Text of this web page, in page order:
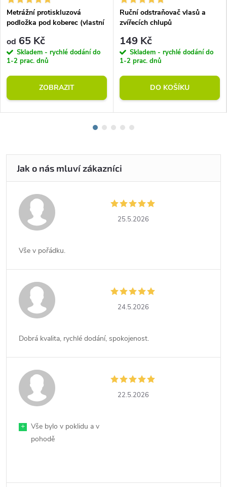
Metrážní protiskluzová
podložka pod koberec (vlastní
od 65 Kč
Skladem - rychlé dodání do
1-2 prac. dnů
ZOBRAZIT
Ruční odstraňovač vlasů a
zvířecích chlupů
149 Kč
Skladem - rychlé dodání do
1-2 prac. dnů
DO KOŠÍKU
25.5.2026
Vše v pořádku.
24.5.2026
Dobrá kvalita, rychlé dodání, spokojenost.
22.5.2026
+
Vše bylo v poklidu a v
pohodě